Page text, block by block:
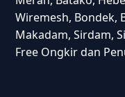
Wiremesh, Bondek,
Makadam, Sirdam,
Free Ongkir dan